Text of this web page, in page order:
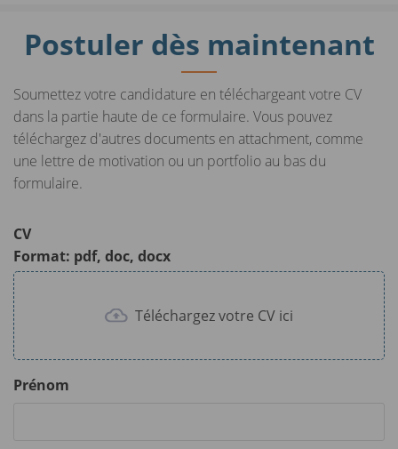
Postuler dès maintenant
Soumettez votre candidature en téléchargeant votre CV
dans la partie haute de ce formulaire. Vous pouvez
téléchargez d'autres documents en attachment, comme
une lettre de motivation ou un portfolio au bas du
formulaire.
CV
Format: pdf, doc, docx
Téléchargez votre CV ici
Prénom